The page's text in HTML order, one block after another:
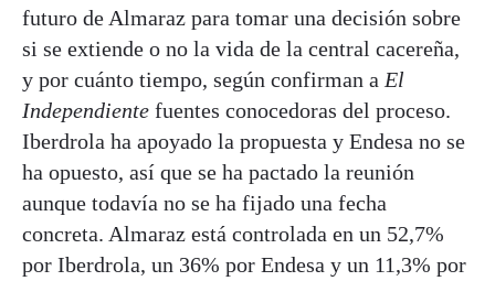
futuro de Almaraz para tomar una decisión sobre
si se extiende o no la vida de la central cacereña,
y por cuánto tiempo, según confirman a El
Independiente fuentes conocedoras del proceso.
Iberdrola ha apoyado la propuesta y Endesa no se
ha opuesto, así que se ha pactado la reunión
aunque todavía no se ha fijado una fecha
concreta. Almaraz está controlada en un 52,7%
por Iberdrola, un 36% por Endesa y un 11,3% por